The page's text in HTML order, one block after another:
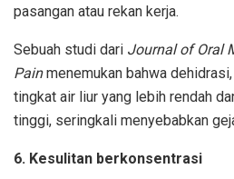
pasangan atau rekan kerja.
Sebuah studi dari Journal of Oral
Painmenemukan bahwa
tingkat air liur yang lebih rendah
tinggi, seringkali menyebabkan
6. Kesulitan berkonsentrasi